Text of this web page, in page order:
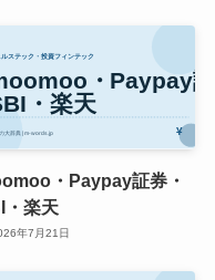
・Paypay証券・
・楽天
年7月21日